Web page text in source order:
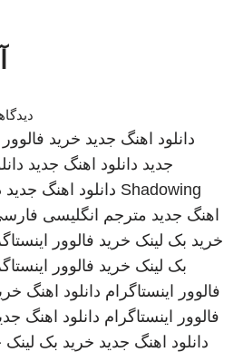
دانلود اهنگ جدید خرید فالوور
جدید دانلود اهنگ جدید
Shadowing دانلود اهنگ جدید
اهنگ جدید مترجم انگلیسی
خرید بک لینک خرید فالوور
بک لینک خرید فالوور
فالوور اینستاگرام دانلود اهنگ
فالوور اینستاگرام دانلود اهنگ
دانلود اهنگ جدید خرید بک لینک